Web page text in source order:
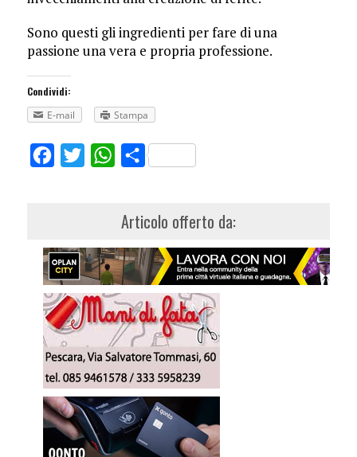
Sono questi gli ingredienti per fare di una
passione una vera e propria professione.
Condividi:
E-mail
Stampa
FacebookTwitterWhatsApp
Share
Articolo offerto da: